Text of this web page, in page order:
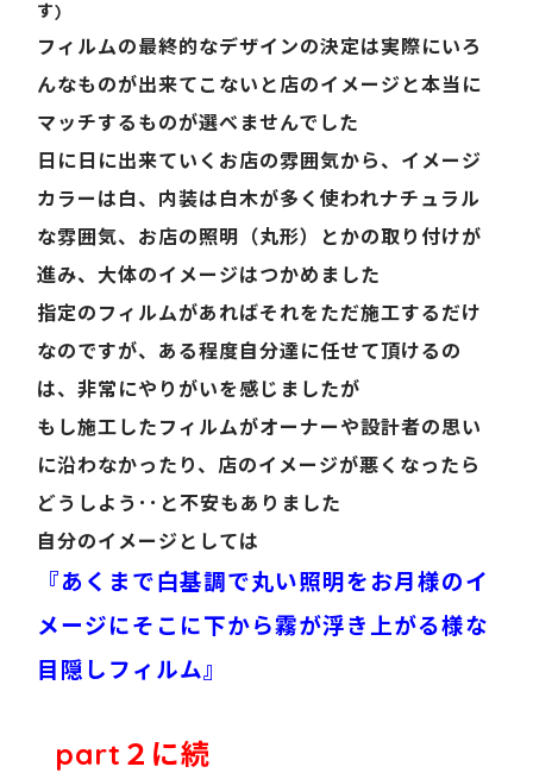
す)
フィルムの最終的なデザインの決定は実際にいろ
んなものが出来てこないと店のイメージと本当に
マッチするものが選べませんでした
日に日に出来ていくお店の雰囲気から、イメージ
カラーは白、内装は白木が多く使われナチュラル
な雰囲気、お店の照明（丸形）とかの取り付けが
進み、大体のイメージはつかめました
指定のフィルムがあればそれをただ施工するだけ
なのですが、ある程度自分達に任せて頂けるの
は、非常にやりがいを感じましたが
もし施工したフィルムがオーナーや設計者の思い
に沿わなかったり、店のイメージが悪くなったら
どうしよう･･と不安もありました
自分のイメージとしては
『あくまで白基調で丸い照明をお月様のイ
メージにそこに下から霧が浮き上がる様な
目隠しフィルム』
part２に続